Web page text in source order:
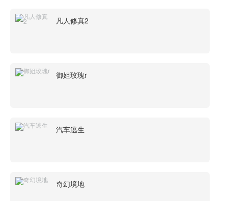
凡人修真2
御姐玫瑰r
汽车逃生
奇幻境地